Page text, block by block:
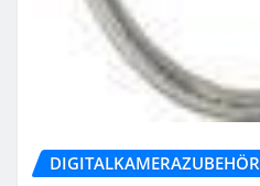
DIGITALKAMERAZUBEHÖR